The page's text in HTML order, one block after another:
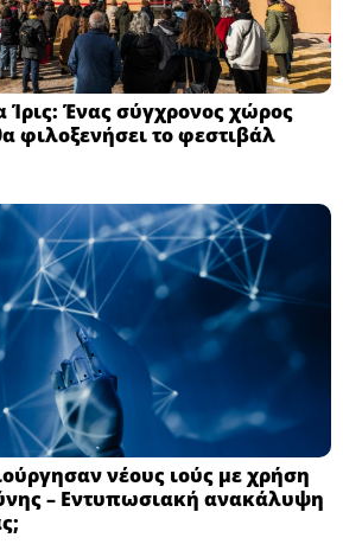
Ίρις: Ένας σύγχρονος χώρος
φιλοξενήσει το φεστιβάλ
νέους ιούς με χρήση
– Εντυπωσιακή ανακάλυψη